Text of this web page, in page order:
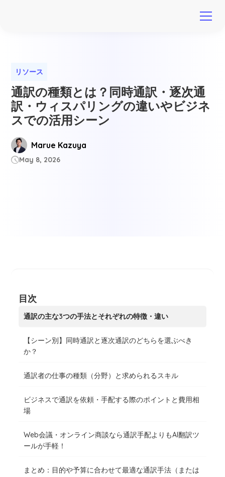
リソース
通訳の種類とは？同時通訳・逐次通
訳・ウィスパリングの違いやビジネ
スでの活用シーン
Marue Kazuya
May 8, 2026
目次
通訳の主な3つの手法とそれぞれの特徴・違い
【シーン別】同時通訳と逐次通訳のどちらを選ぶべき
か？
通訳者の仕事の種類（分野）と求められるスキル
ビジネスで通訳を依頼・手配する際のポイントと費用相
場
Web会議・オンライン商談なら通訳手配よりもAI翻訳ツ
ールが手軽！
まとめ：目的や予算に合わせて最適な通訳手法（または